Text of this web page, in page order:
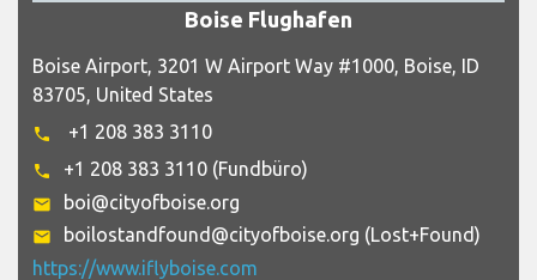
Boise Flughafen
Boise Airport, 3201 W Airport Way #1000, Boise, ID
83705, United States
phone +1 208 383 3110
phone +1 208 383 3110 (Fundbüro)
email boi@cityofboise.org
email
boilostandfound@cityofboise.org (Lost+Found)
https://www.iflyboise.com